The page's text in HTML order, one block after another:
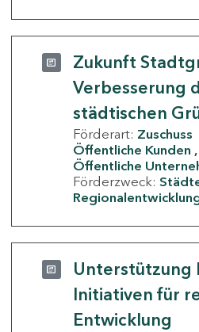
Zukunft
Verbesserung
städtischen
Förderart: Zuschuss
Öffentliche Kunden
Öffentliche
Förderzweck:
Unterstützung
Initiativen für
Entwicklung